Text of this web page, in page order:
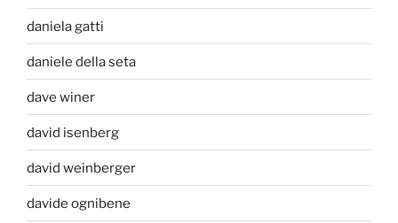
daniela gatti
daniele della seta
dave winer
david isenberg
david weinberger
davide ognibene